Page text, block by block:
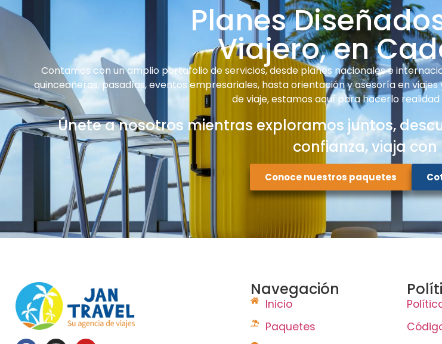
Planes
Viajero, en
Contamos con un amplio portafolio de servicios, desde planes nacionales e
quinceañeras, pasadías, eventos empresariales, hasta orientación y asesoría en
de viaje, estamos aquí para hacerlo
Únete a nosotros mientras exploramos juntos,
confianza, viaja con
Conoce nuestros paquetes
Navegación
Inicio
Paquetes